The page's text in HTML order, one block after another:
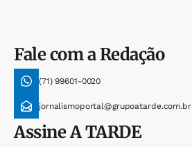
Fale com a Redação
(71) 99601-0020
jornalismoportal@grupoatarde.com.br
AssineA TARDE